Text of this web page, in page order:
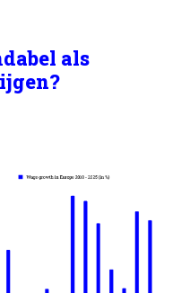
als